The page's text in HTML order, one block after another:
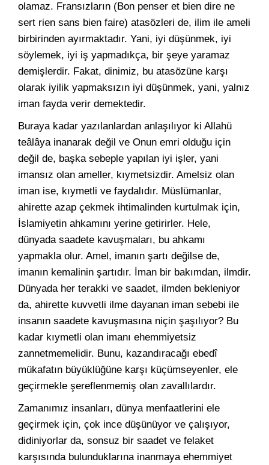
olamaz. Fransızların (Bon penser et bien dire ne
sert rien sans bien faire) atasözleri de, ilim ile ameli
birbirinden ayırmaktadır. Yani, iyi düşünmek, iyi
söylemek, iyi iş yapmadıkça, bir şeye yaramaz
demişlerdir. Fakat, dinimiz, bu atasözüne karşı
olarak iyilik yapmaksızın iyi düşünmek, yani, yalnız
iman fayda verir demektedir.
Buraya kadar yazılanlardan anlaşılıyor ki Allahü
teâlâya inanarak değil ve Onun emri olduğu için
değil de, başka sebeple yapılan iyi işler, yani
imansız olan ameller, kıymetsizdir. Amelsiz olan
iman ise, kıymetli ve faydalıdır. Müslümanlar,
ahirette azap çekmek ihtimalinden kurtulmak için,
İslamiyetin ahkamını yerine getirirler. Hele,
dünyada saadete kavuşmaları, bu ahkamı
yapmakla olur. Amel, imanın şartı değilse de,
imanın kemalinin şartıdır. İman bir bakımdan, ilmdir.
Dünyada her terakki ve saadet, ilmden bekleniyor
da, ahirette kuvvetli ilme dayanan iman sebebi ile
insanın saadete kavuşmasına niçin şaşılıyor? Bu
kadar kıymetli olan imanı ehemmiyetsiz
zannetmemelidir. Bunu, kazandıracağı ebedî
mükafatın büyüklüğüne karşı küçümseyenler, ele
geçirmekle şereflenmemiş olan zavallılardır.
Zamanımız insanları, dünya menfaatlerini ele
geçirmek için, çok ince düşünüyor ve çalışıyor,
didiniyorlar da, sonsuz bir saadet ve felaket
karşısında bulunduklarına inanmaya ehemmiyet